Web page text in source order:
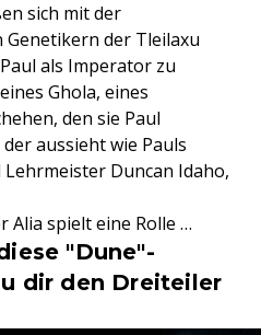
sich mit der
der Tleilaxu
als Imperator zu
Ghola, eines
den sie Paul
aussieht wie Pauls
Duncan Idaho,
Alia spielt eine Rolle …
"Dune"-
dir den Dreiteiler